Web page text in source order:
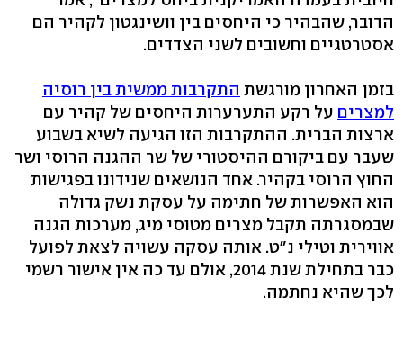
הדובר, שהבהיר כי היחסים בין וושינגטון לקהיר הם
אסטרטגיים וחשובים לשני הצדדים.
בזמן האחרון מורגשת התקרבות ממשית בין רוסיה
למצרים על רקע התערערות היחסים של קהיר עם
ארצות הברית. ההתקרבות הזו הגיעה לשיא בשבוע
שעבר עם ביקורם ההיסטורי של שר ההגנה הרוסי ושר
החוץ הרוסי בקהיר. אחד הנושאים שנידונו בפגישות
הוא האפשרות של חתימה על עסקת נשק גדולה
שבמסגרתה תקבל מצרים מטוסי מיג, מערכות הגנה
אווירית וטילי נ"ט. אותה עסקה עשויה לצאת לפועל
כבר בתחילת שנת 2014, אולם עד כה אין אישור רשמי
לכך שהיא נחתמה.